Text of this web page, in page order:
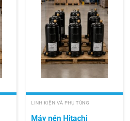
LINH KIỆN VÀ PHỤ TÙNG
Máy nén Hitachi